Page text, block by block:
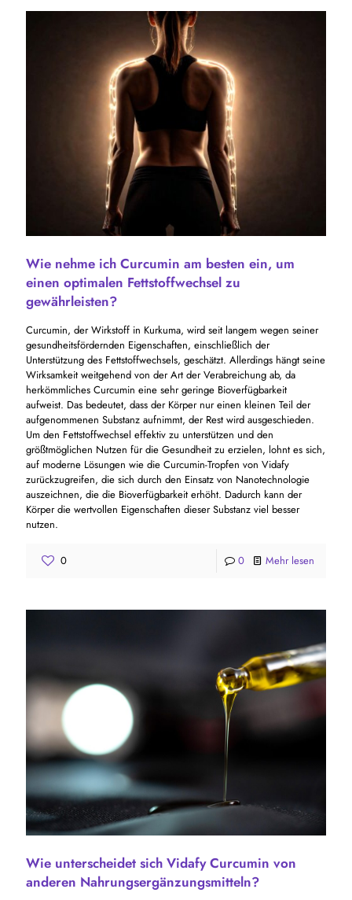
Wie nehme ich Curcumin am besten ein, um
einen optimalen Fettstoffwechsel zu
gewährleisten?
Curcumin, der Wirkstoff in Kurkuma, wird seit langem wegen seiner
gesundheitsfördernden Eigenschaften, einschließlich der
Unterstützung des Fettstoffwechsels, geschätzt. Allerdings hängt seine
Wirksamkeit weitgehend von der Art der Verabreichung ab, da
herkömmliches Curcumin eine sehr geringe Bioverfügbarkeit
aufweist. Das bedeutet, dass der Körper nur einen kleinen Teil der
aufgenommenen Substanz aufnimmt, der Rest wird ausgeschieden.
Um den Fettstoffwechsel effektiv zu unterstützen und den
größtmöglichen Nutzen für die Gesundheit zu erzielen, lohnt es sich,
auf moderne Lösungen wie die Curcumin-Tropfen von Vidafy
zurückzugreifen, die sich durch den Einsatz von Nanotechnologie
auszeichnen, die die Bioverfügbarkeit erhöht. Dadurch kann der
Körper die wertvollen Eigenschaften dieser Substanz viel besser
nutzen.
0 0 Mehr lesen
Wie unterscheidet sich Vidafy Curcumin von
anderen Nahrungsergänzungsmitteln?